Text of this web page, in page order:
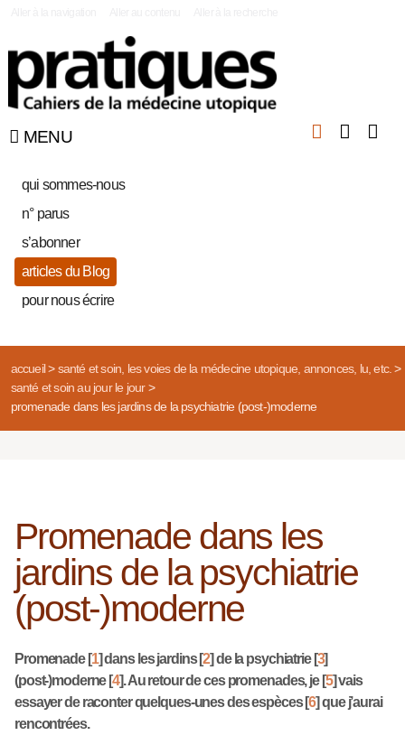
MENU
qui sommes-nous
n° parus
s’abonner
articles du Blog
pour nous écrire
accueil> santé et soin, les voies de la médecine utopique, annonces, lu, etc.>
santé et soin au jour le jour>
promenade dans les jardins de la psychiatrie (post-)moderne
Promenade dans les
jardins de la psychiatrie
(post-)moderne
Promenade[1]dans les jardins[2] de la psychiatrie[3]
(post-)moderne[4]. Au retour de ces promenades, je[5]vais
essayer de raconter quelques-unes des espèces[6] que j’aurai
rencontrées.